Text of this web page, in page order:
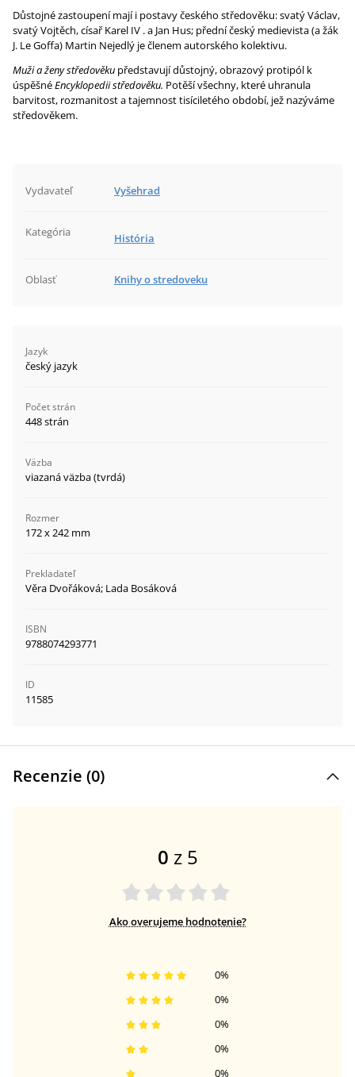
Důstojné zastoupení mají i postavy českého středověku: svatý Václav,
svatý Vojtěch, císař Karel IV . a Jan Hus; přední český medievista (a žák
J. Le Goffa) Martin Nejedlý je členem autorského kolektivu.
Muži a ženy středověku představují důstojný, obrazový protipól k
úspěšnéEncyklopedii středověku. Potěší všechny, které uhranula
barvitost, rozmanitost a tajemnost tisíciletého období, jež nazýváme
středověkem.
Vydavateľ Vyšehrad
Kategória História
Oblasť Knihy o stredoveku
Jazyk
český jazyk
Počet strán
448 strán
Väzba
viazaná väzba (tvrdá)
Rozmer
172 x 242 mm
Prekladateľ
Věra Dvořáková; Lada Bosáková
ISBN
9788074293771
ID
11585
Recenzie (0)
0 z 5
Ako overujeme hodnotenie?
0%
0%
0%
0%
0%